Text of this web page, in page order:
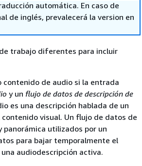
automática. En caso de
de inglés, prevalecerá la version en
trabajo diferentes para incluir
contenido de audio si la entrada
y un flujo de datos de descripción de
es una descripción hablada de un
visual. Un flujo de datos de
utilizados por un
para bajar temporalmente el
audiodescripción activa.